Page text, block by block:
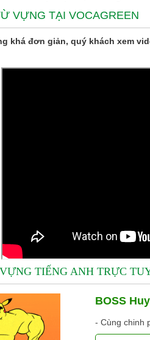
VỰNG TẠI VOCAGREEN
khá đơn giản, quý khách xem
TIẾNG ANH TRỰC
BOSS
- Cùng chinh